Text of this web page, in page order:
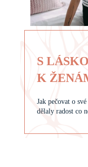
S
K
Jak pečovat o
dělaly radost co